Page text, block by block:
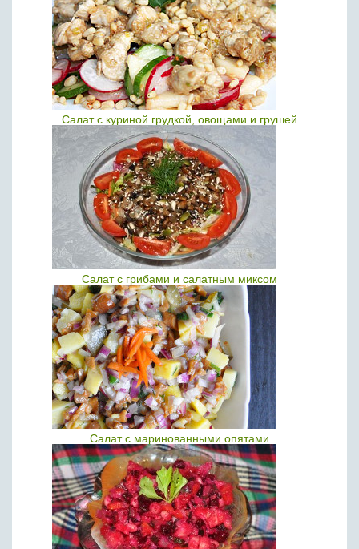
Салат с куриной грудкой, овощами и грушей
Салат с грибами и салатным миксом
Салат с маринованными опятами